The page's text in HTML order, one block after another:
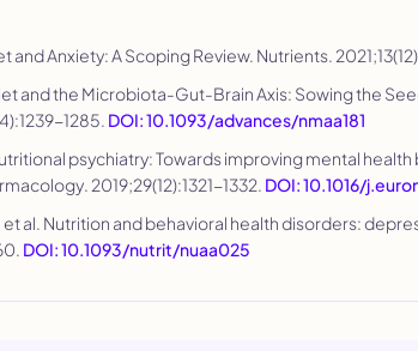
and Anxiety: A Scoping Review. Nutrients.
and the Microbiota-Gut-Brain Axis: Sowing the
1285. DOI: 10.1093/advances/nmaa181
psychiatry: Towards improving mental health
. 2019;29(12):1321-1332. DOI: 10.1016/
al. Nutrition and behavioral health disorders:
DOI: 10.1093/nutrit/nuaa025